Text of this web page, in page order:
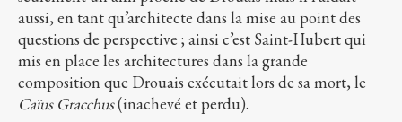
aussi, en tant qu’architecte dans la mise au point des
questions de perspective ; ainsi c’est Saint-Hubert qui
mis en place les architectures dans la grande
composition que Drouais exécutait lors de sa mort, le
Caïus Gracchus(inachevé et perdu).